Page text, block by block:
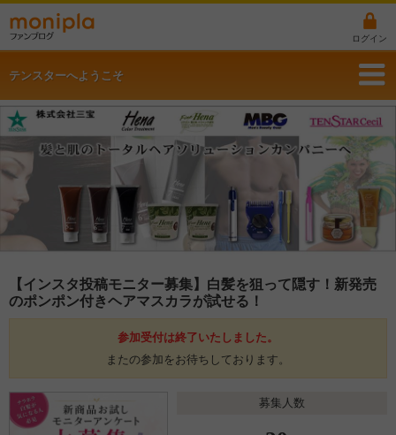
ログイン
テンスターへようこそ
【インスタ投稿モニター募集】白髪を狙って隠す！新発売
のポンポン付きヘアマスカラが試せる！
参加受付は終了いたしました。
またの参加をお待ちしております。
募集人数